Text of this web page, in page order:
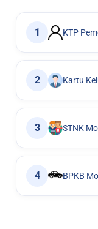
1 KTP
2 Kartu
3 STNK
4 BPKB